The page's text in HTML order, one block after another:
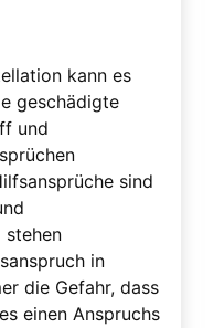
kann es
geschädigte
und
sind
stehen
in
die Gefahr, dass
einen Anspruchs
Bereich des